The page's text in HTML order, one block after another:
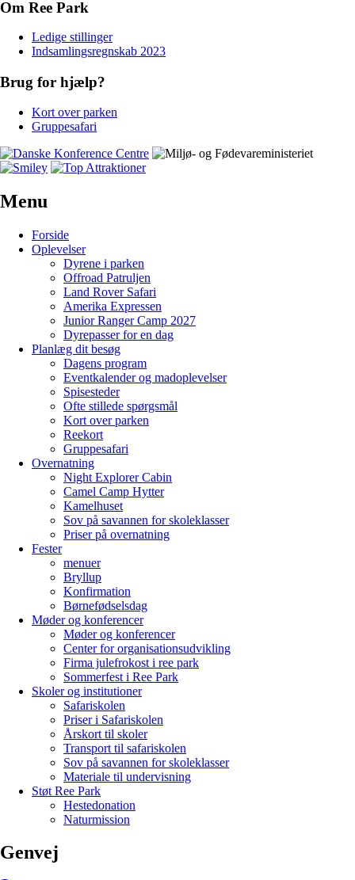
Om Ree Park
Ledige stillinger
Indsamlingsregnskab 2023
Brug for hjælp?
Kort over parken
Gruppesafari
Menu
Forside
Oplevelser
Dyrene i parken
Offroad Patruljen
Land Rover Safari
Amerika Expressen
Junior Ranger Camp 2027
Dyrepasser for en dag
Planlæg dit besøg
Dagens program
Eventkalender og madoplevelser
Spisesteder
Ofte stillede spørgsmål
Kort over parken
Reekort
Gruppesafari
Overnatning
Night Explorer Cabin
Camel Camp Hytter
Kamelhuset
Sov på savannen for skoleklasser
Priser på overnatning
Fester
menuer
Bryllup
Konfirmation
Børnefødselsdag
Møder og konferencer
Møder og konferencer
Center for organisationsudvikling
Firma julefrokost i ree park
Sommerfest i Ree Park
Skoler og institutioner
Safariskolen
Priser i Safariskolen
Årskort til skoler
Transport til safariskolen
Sov på savannen for skoleklasser
Materiale til undervisning
Støt Ree Park
Hestedonation
Naturmission
Genvej